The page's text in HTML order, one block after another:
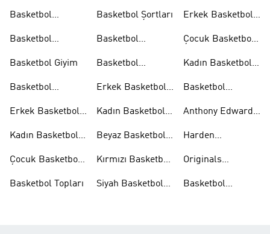
Basketbol
Basketbol
Basketbol Giyim
Basketbol
Erkek Basketbol
Kadın Basketbol
Çocuk Basketbol
Basketbol Topları
Basketbol Şortları
Basketbol
Basketbol
Erkek Basketbol
Kadın Basketbol
Beyaz Basketbol
Kırmızı Basketbol
Siyah Basketbol
Erkek Basketbol
Çocuk Basketbol
Kadın Basketbol
Basketbol
Takımları
Anthony Edwards
Harden
Originals
Ayakkabıları
Basketbol